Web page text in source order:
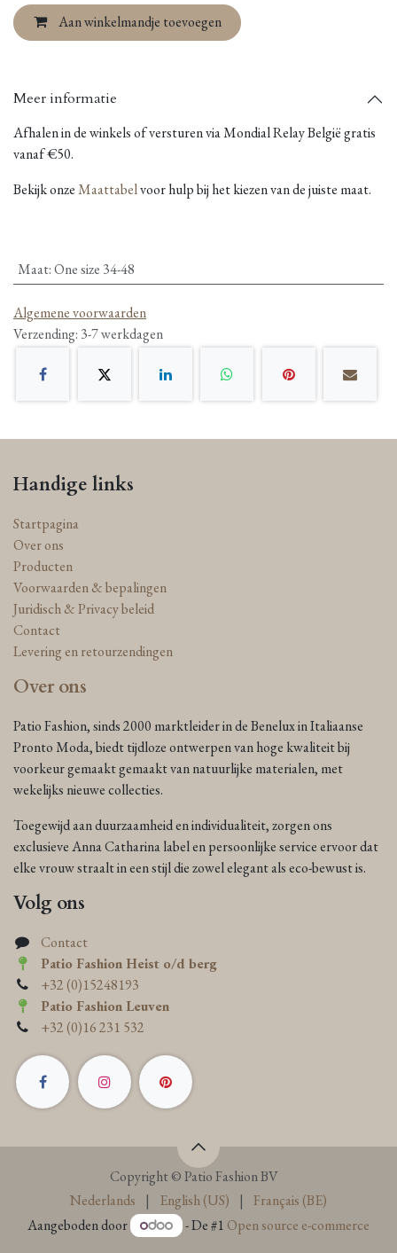
Aan winkelmandje toevoegen
Meer informatie
Afhalen in de winkels of versturen via Mondial Relay België gratis
vanaf €50.
Bekijk onzeMaattabelvoor hulp bij het kiezen van de juiste maat.
Maat:One size 34-48
Algemene voorwaarden
Verzending: 3-7 werkdagen
Handige links
Startpagina
Over ons
Producten
Voorwaarden & bepalingen
Juridisch & Privacy beleid
Contact
Levering en retourzendingen
Over ons
Patio Fashion, sinds 2000 marktleider in de Benelux in Italiaanse
Pronto Moda, biedt tijdloze ontwerpen van hoge kwaliteit bij
voorkeur gemaakt gemaakt van natuurlijke materialen, met
wekelijks nieuwe collecties.
Toegewijd aan duurzaamheid en individualiteit, zorgen ons
exclusieve Anna Catharina label en persoonlijke service ervoor dat
elke vrouw straalt in een stijl die zowel elegant als eco-bewust is.
Volg ons
Contact
Patio Fashion Heist o/d berg
+32 (0)15248193
Patio Fashion Leuven
+32 (0)16 231 532
Copyright © Patio Fashion BV
Nederlands
| English (US) |
Français (BE)
Aangeboden door
- De #1 Open source e-commerce